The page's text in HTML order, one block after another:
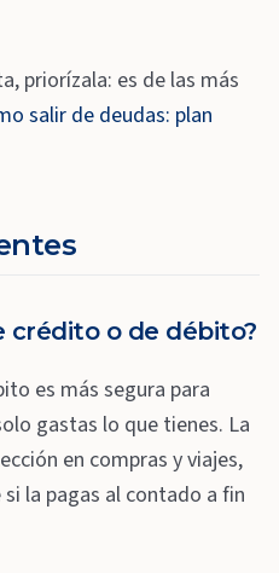
priorízala: es de las más
salir de deudas: plan
crédito o de débito?
es más segura para
gastas lo que tienes. La
en compras y viajes,
la pagas al contado a fin